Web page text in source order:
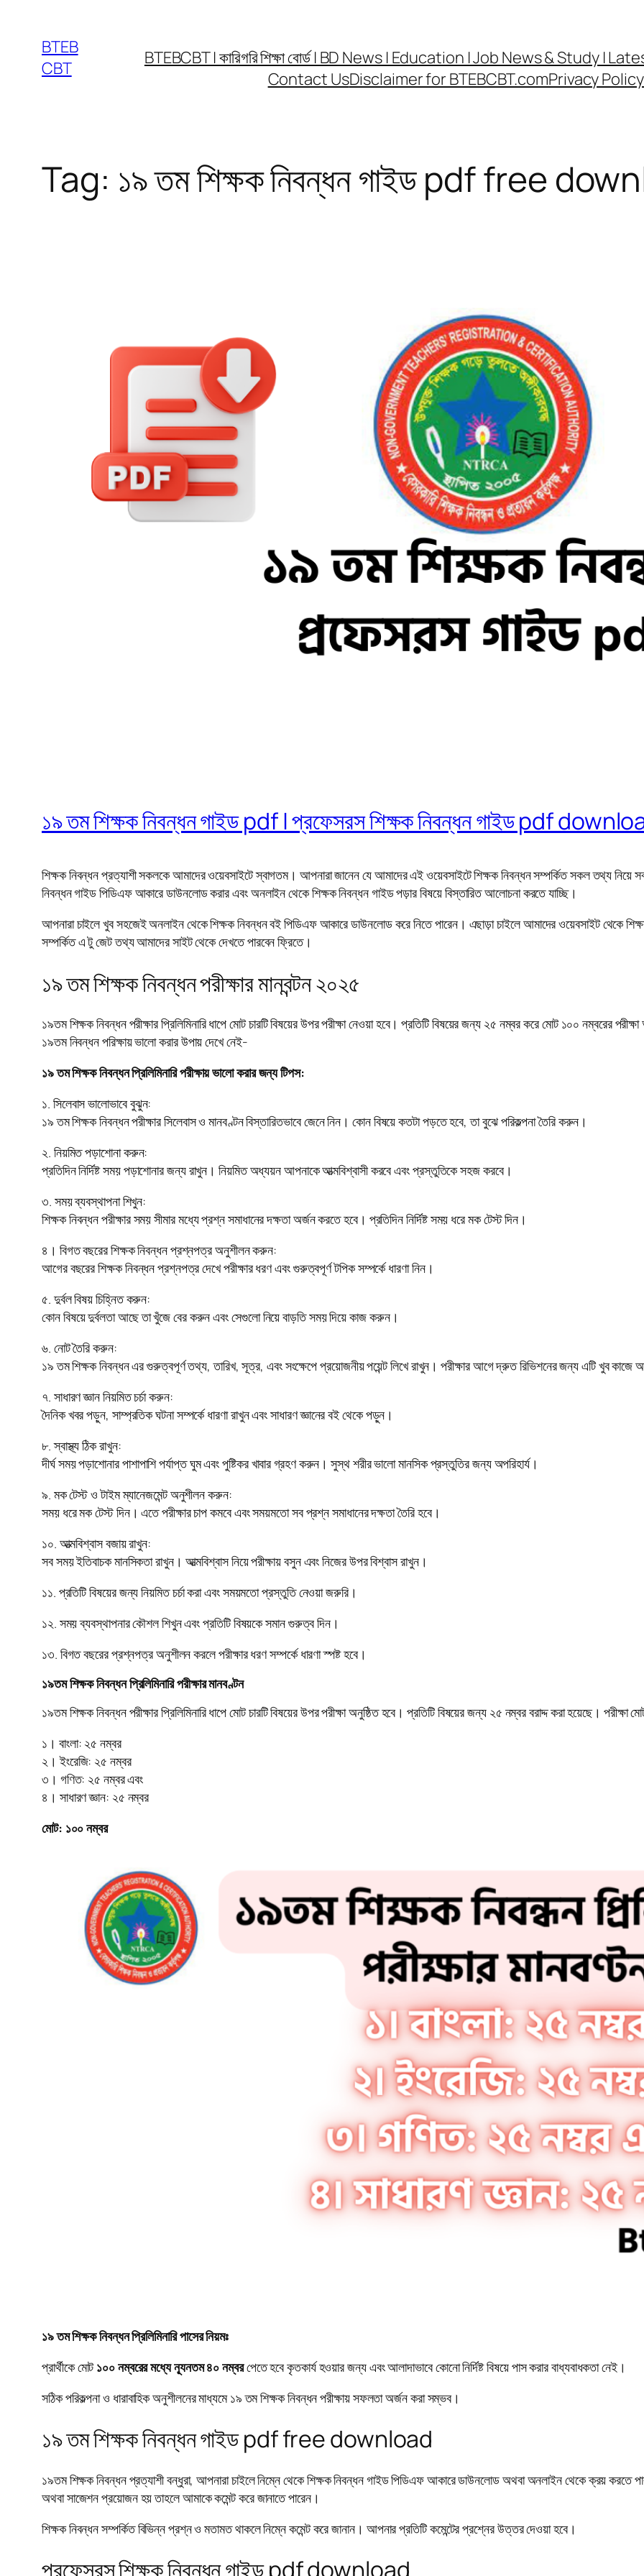
content
BTEB
CBT
BTEBCBT | কারিগরি শিক্ষা বোর্ড | BD News | Education | Job News & Study
Contact UsDisclaimer for BTEBCBT.comPrivacy
Tag: ১৯ তম শিক্ষক নিবন্ধন গাইড pdf free
১৯ তম শিক্ষক নিবন্ধন গাইড pdf | প্রফেসরস শিক্ষক নিবন্ধন গাইড pdf
শিক্ষক নিবন্ধন প্রত্যাশী সকলকে আমাদের ওয়েবসাইটে স্বাগতম। আপনারা জানেন যে আমাদের এই ওয়েবসাইটে শিক্ষক নিবন্ধন সম্পর্কিত সকল তথ্য
নিবন্ধন গাইড পিডিএফ আকারে ডাউনলোড করার এবং অনলাইন থেকে শিক্ষক নিবন্ধন গাইড পড়ার বিষয়ে বিস্তারিত আলোচনা করতে যাচ্ছি।
আপনারা চাইলে খুব সহজেই অনলাইন থেকে শিক্ষক নিবন্ধন বই পিডিএফ আকারে ডাউনলোড করে নিতে পারেন। এছাড়া চাইলে আমাদের ওয়েবসাইট থেকে
সম্পর্কিত এ টু জেট তথ্য আমাদের সাইট থেকে দেখতে পারবেন ফ্রিতে।
১৯ তম শিক্ষক নিবন্ধন পরীক্ষার মানবন্টন ২০২৫
১৯তম শিক্ষক নিবন্ধন পরীক্ষার প্রিলিমিনারি ধাপে মোট চারটি বিষয়ের উপর পরীক্ষা নেওয়া হবে। প্রতিটি বিষয়ের জন্য ২৫ নম্বর করে মোট ১০০ নম্বরের
১৯তম নিবন্ধন পরিক্ষায় ভালো করার উপায় দেখে নেই-
১৯ তম শিক্ষক নিবন্ধন প্রিলিমিনারি পরীক্ষায় ভালো করার জন্য টিপস:
১. সিলেবাস ভালোভাবে বুঝুন:
১৯ তম শিক্ষক নিবন্ধন পরীক্ষার সিলেবাস ও মানবণ্টন বিস্তারিতভাবে জেনে নিন। কোন বিষয়ে কতটা পড়তে হবে, তা বুঝে পরিকল্পনা তৈরি করুন।
২. নিয়মিত পড়াশোনা করুন:
প্রতিদিন নির্দিষ্ট সময় পড়াশোনার জন্য রাখুন। নিয়মিত অধ্যয়ন আপনাকে আত্মবিশ্বাসী করবে এবং প্রস্তুতিকে সহজ করবে।
৩. সময় ব্যবস্থাপনা শিখুন:
শিক্ষক নিবন্ধন পরীক্ষার সময় সীমার মধ্যে প্রশ্ন সমাধানের দক্ষতা অর্জন করতে হবে। প্রতিদিন নির্দিষ্ট সময় ধরে মক টেস্ট দিন।
৪। বিগত বছরের শিক্ষক নিবন্ধন প্রশ্নপত্র অনুশীলন করুন:
আগের বছরের শিক্ষক নিবন্ধন প্রশ্নপত্র দেখে পরীক্ষার ধরণ এবং গুরুত্বপূর্ণ টপিক সম্পর্কে ধারণা নিন।
৫. দুর্বল বিষয় চিহ্নিত করুন:
কোন বিষয়ে দুর্বলতা আছে তা খুঁজে বের করুন এবং সেগুলো নিয়ে বাড়তি সময় দিয়ে কাজ করুন।
৬. নোট তৈরি করুন:
১৯ তম শিক্ষক নিবন্ধন এর গুরুত্বপূর্ণ তথ্য, তারিখ, সূত্র, এবং সংক্ষেপে প্রয়োজনীয় পয়েন্ট লিখে রাখুন। পরীক্ষার আগে দ্রুত রিভিশনের জন্য এটি খুব কাজে
৭. সাধারণ জ্ঞান নিয়মিত চর্চা করুন:
দৈনিক খবর পড়ুন, সাম্প্রতিক ঘটনা সম্পর্কে ধারণা রাখুন এবং সাধারণ জ্ঞানের বই থেকে পড়ুন।
৮. স্বাস্থ্য ঠিক রাখুন:
দীর্ঘ সময় পড়াশোনার পাশাপাশি পর্যাপ্ত ঘুম এবং পুষ্টিকর খাবার গ্রহণ করুন। সুস্থ শরীর ভালো মানসিক প্রস্তুতির জন্য অপরিহার্য।
৯. মক টেস্ট ও টাইম ম্যানেজমেন্ট অনুশীলন করুন:
সময় ধরে মক টেস্ট দিন। এতে পরীক্ষার চাপ কমবে এবং সময়মতো সব প্রশ্ন সমাধানের দক্ষতা তৈরি হবে।
১০. আত্মবিশ্বাস বজায় রাখুন:
সব সময় ইতিবাচক মানসিকতা রাখুন। আত্মবিশ্বাস নিয়ে পরীক্ষায় বসুন এবং নিজের উপর বিশ্বাস রাখুন।
১১. প্রতিটি বিষয়ের জন্য নিয়মিত চর্চা করা এবং সময়মতো প্রস্তুতি নেওয়া জরুরি।
১২. সময় ব্যবস্থাপনার কৌশল শিখুন এবং প্রতিটি বিষয়কে সমান গুরুত্ব দিন।
১৩. বিগত বছরের প্রশ্নপত্র অনুশীলন করলে পরীক্ষার ধরণ সম্পর্কে ধারণা স্পষ্ট হবে।
১৯তম শিক্ষক নিবন্ধন প্রিলিমিনারি পরীক্ষার মানবণ্টন
১৯তম শিক্ষক নিবন্ধন পরীক্ষার প্রিলিমিনারি ধাপে মোট চারটি বিষয়ের উপর পরীক্ষা অনুষ্ঠিত হবে। প্রতিটি বিষয়ের জন্য ২৫ নম্বর বরাদ্দ করা হয়েছে। পরীক্ষা
১। বাংলা: ২৫ নম্বর
২। ইংরেজি: ২৫ নম্বর
৩। গণিত: ২৫ নম্বর এবং
৪। সাধারণ জ্ঞান: ২৫ নম্বর
মোট: ১০০ নম্বর
১৯ তম শিক্ষক নিবন্ধন প্রিলিমিনারি পাসের নিয়মঃ
প্রার্থীকে মোট১০০ নম্বরের মধ্যে ন্যূনতম ৪০ নম্বরপেতে হবে কৃতকার্য হওয়ার জন্য এবং আলাদাভাবে কোনো নির্দিষ্ট বিষয়ে পাস করার বাধ্যবাধকতা নেই।
সঠিক পরিকল্পনা ও ধারাবাহিক অনুশীলনের মাধ্যমে ১৯ তম শিক্ষক নিবন্ধন পরীক্ষায় সফলতা অর্জন করা সম্ভব।
১৯ তম শিক্ষক নিবন্ধন গাইড pdf free download
১৯তম শিক্ষক নিবন্ধন প্রত্যাশী বন্ধুরা, আপনারা চাইলে নিম্নে থেকে শিক্ষক নিবন্ধন গাইড পিডিএফ আকারে ডাউনলোড অথবা অনলাইন থেকে ক্রয় করতে
অথবা সাজেশন প্রয়োজন হয় তাহলে আমাকে কমেন্ট করে জানাতে পারেন।
শিক্ষক নিবন্ধন সম্পর্কিত বিভিন্ন প্রশ্ন ও মতামত থাকলে নিম্নে কমেন্ট করে জানান। আপনার প্রতিটি কমেন্টের প্রশ্নের উত্তর দেওয়া হবে।